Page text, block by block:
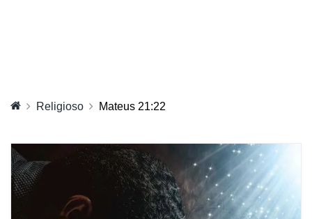
Religioso Mateus 21:22